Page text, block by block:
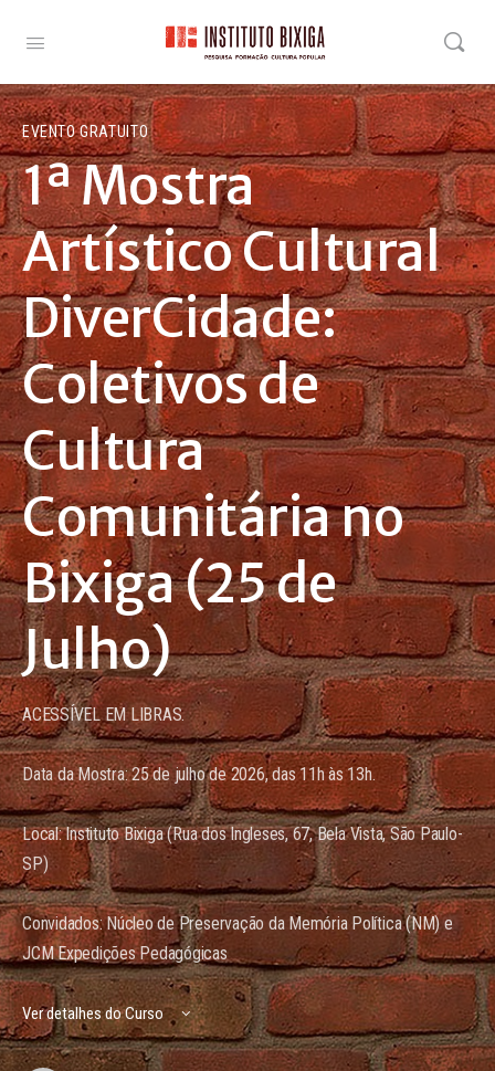
EVENTO GRATUITO
1ª Mostra
Artístico Cultural
DiverCidade:
Coletivos de
Cultura
Comunitária no
Bixiga (25 de
Julho)
ACESSÍVEL EM LIBRAS.
Data da Mostra: 25 de julho de 2026, das 11h às 13h.
Local: Instituto Bixiga (Rua dos Ingleses, 67, Bela Vista, São Paulo-
SP)
Convidados: Núcleo de Preservação da Memória Política (NM) e
JCM Expedições Pedagógicas
Ver detalhes do Curso